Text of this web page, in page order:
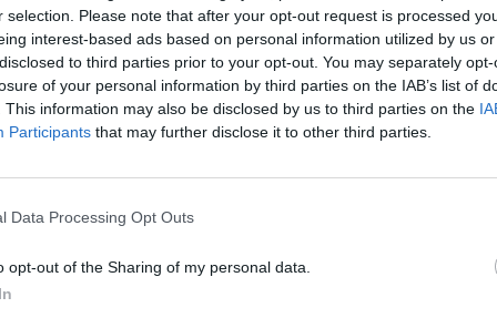
selection. Please note that after your opt-out request is processed
interest-based ads based on personal information utilized by us
to third parties prior to your opt-out. You may separately
of your personal information by third parties on the IAB’s list of
This information may also be disclosed by us to third parties on the
Participants that may further disclose it to other third parties.
Data Processing Opt Outs
opt-out of the Sharing of my personal data.
μιας συμμαχίας μεταξύ του ιδρύματός
αφιερωμένης στις δημόσιες πολιτικές.
σαν να είναι διαφορετικοί από εμάς, σαν
ανθρώπινη προσέγγιση στο θέμα.
ότι αποκαλεί τους μετανάστες «aliens».
“aliens”. Ντρέπομαι βαθιά γι’ αυτό και θέλω